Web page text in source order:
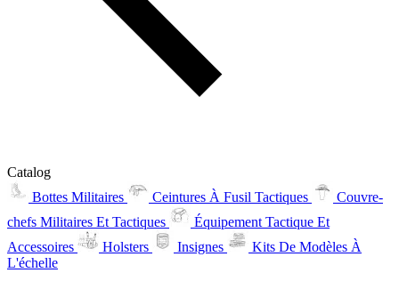
Catalog
Bottes Militaires
Ceintures À Fusil Tactiques
Couvre-
chefs Militaires Et Tactiques
Équipement Tactique Et
Accessoires
Holsters Insignes
Kits De Modèles À
L'échelle